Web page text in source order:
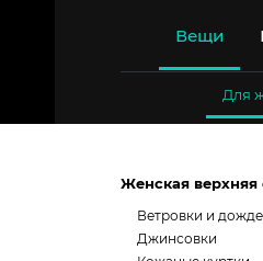
Вещи
Для
Женская верхняя
Ветровки и
Джинсовки